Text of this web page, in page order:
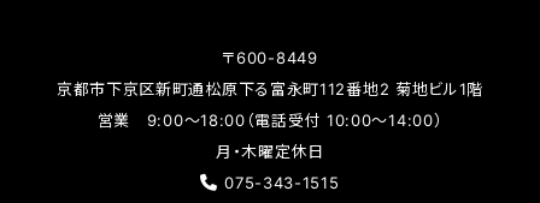
〒600-8449
京都市下京区新町通松原下る富永町112番地2 菊地ビル1階
営業 9:00～18:00（電話受付 10:00～14:00）
月・木曜定休日
075-343-1515